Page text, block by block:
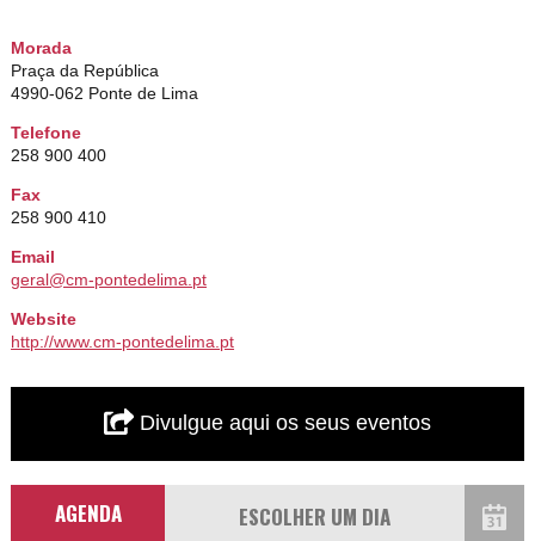
Morada
Praça da República
4990-062 Ponte de Lima
Telefone
258 900 400
Fax
258 900 410
Email
geral@cm-pontedelima.pt
Website
http://www.cm-pontedelima.pt
Divulgue aqui os seus eventos
AGENDA